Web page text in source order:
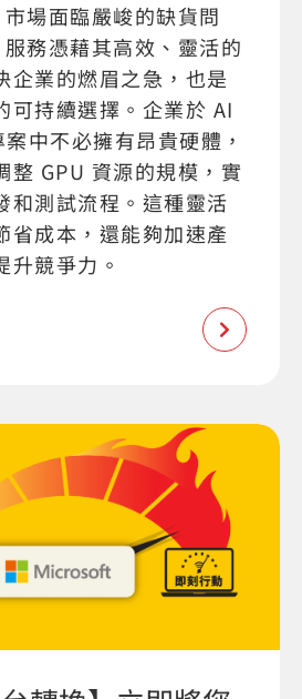
場面臨嚴峻的缺貨問
務憑藉其高效、靈活的
企業的燃眉之急，也是
可持續選擇。企業於 AI
中不必擁有昂貴硬體，
整 GPU 資源的規模，實
和測試流程。這種靈活
省成本，還能夠加速產
升競爭力。